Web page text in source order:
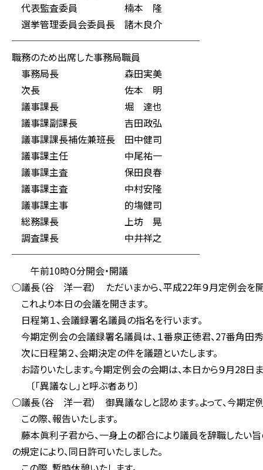
代表監査委員 楠本 隆
選挙管理委員会委員長 諸木良介
────────────────────
職務のため出席した事務局職員
事務局長 森田実美
次長 佐本 明
議事課長 堀 達也
議事課副課長 吉田政弘
議事課課長補佐兼班長 田中健司
議事課主任 中尾祐一
議事課主査 保田良春
議事課主査 中村安隆
議事課主事 的塲健司
総務課長 上坊 晃
調査課長 中井祥之
────────────────────
午前10時０分開会・開議
○議長（谷 洋一君） ただいまから、平成22年９月定例会を開
これより本日の会議を開きます。
日程第１、会議録署名議員の指名を行います。
今期定例会の会議録署名議員は、１番泉正徳君、27番角田
次に日程第２、会期決定の件を議題といたします。
お諮りいたします。今期定例会の会期は、本日から９月28日
〔「異議なし」と呼ぶ者あり〕
○議長（谷 洋一君） 御異議なしと認めます。よって、今期定
この際、報告いたします。
藤本眞利子君から、一身上の都合により議員を辞職したい
の規定により、同日許可いたしました。